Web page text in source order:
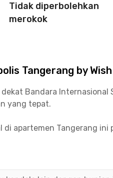
Tidak diperbolehkan
merokok
Tangerang by
Bandara Internasional
yang tepat.
apartemen Tangerang ini
menit perjalanan saja.